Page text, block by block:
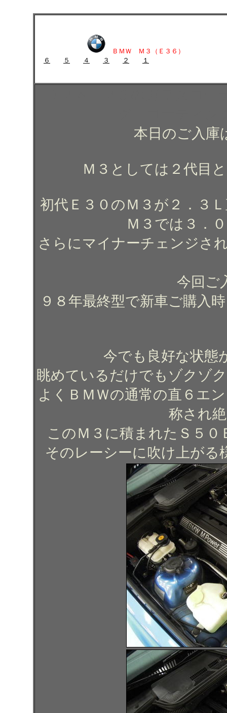
ＢＭＷ Ｍ３（Ｅ３６）
６
５ ４ ３ ２
１
本日のご入
Ｍ３としては２代目
初代Ｅ３０のＭ３が２．３
Ｍ３では３．
さらにマイナーチェンジさ
今回ご
９８年最終型で新車ご購入
今でも良好な状態
眺めているだけでもゾクゾ
よくＢＭＷの通常の直６エ
称され
このＭ３に積まれたＳ５
そのレーシーに吹け上がる